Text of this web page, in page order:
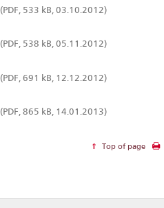
(PDF, 533 kB, 03.10.2012)
(PDF, 538 kB, 05.11.2012)
(PDF, 691 kB, 12.12.2012)
(PDF, 865 kB, 14.01.2013)
Top of page